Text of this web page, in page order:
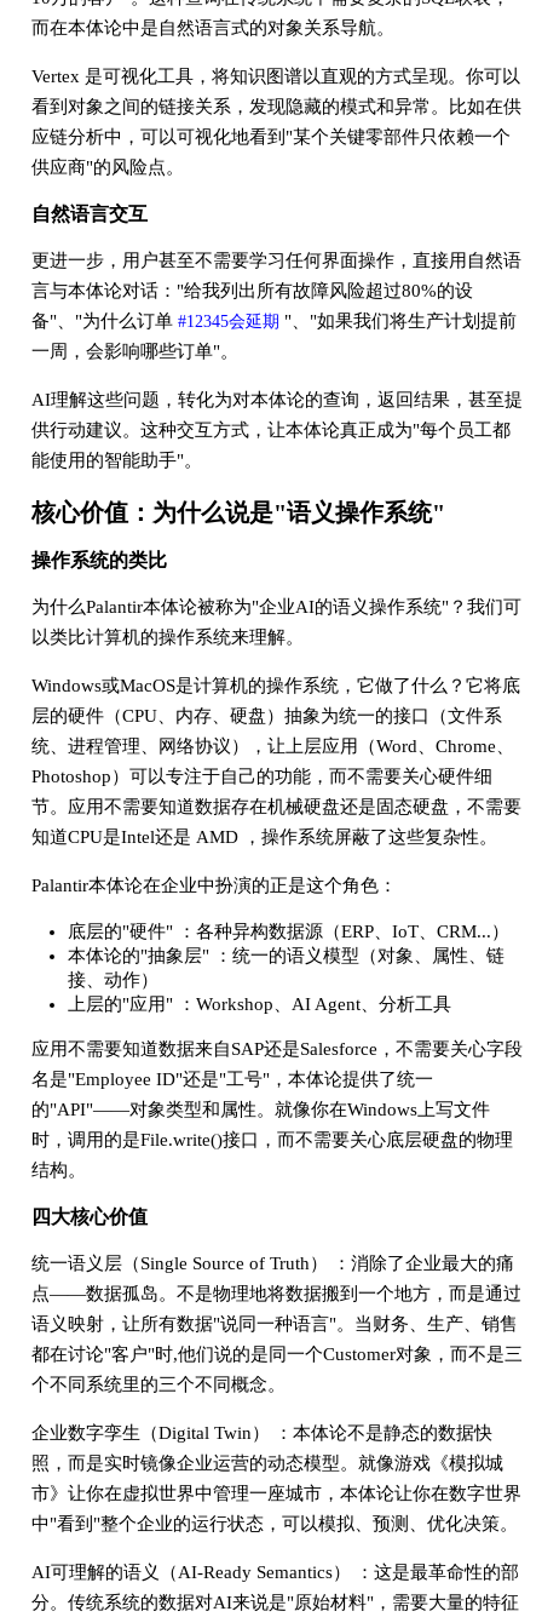
而在本体论中是自然语言式的对象关系导航。
Vertex 是可视化工具，将知识图谱以直观的方式呈现。你可以
看到对象之间的链接关系，发现隐藏的模式和异常。比如在供
应链分析中，可以可视化地看到"某个关键零部件只依赖一个
供应商"的风险点。
自然语言交互
更进一步，用户甚至不需要学习任何界面操作，直接用自然语
言与本体论对话："给我列出所有故障风险超过80%的设
备"、"为什么订单 #12345会延期 "、"如果我们将生产计划提前
一周，会影响哪些订单"。
AI理解这些问题，转化为对本体论的查询，返回结果，甚至提
供行动建议。这种交互方式，让本体论真正成为"每个员工都
能使用的智能助手"。
核心价值：为什么说是"语义操作系统"
操作系统的类比
为什么Palantir本体论被称为"企业AI的语义操作系统"？我们可
以类比计算机的操作系统来理解。
Windows或MacOS是计算机的操作系统，它做了什么？它将底
层的硬件（CPU、内存、硬盘）抽象为统一的接口（文件系
统、进程管理、网络协议），让上层应用（Word、Chrome、
Photoshop）可以专注于自己的功能，而不需要关心硬件细
节。应用不需要知道数据存在机械硬盘还是固态硬盘，不需要
知道CPU是Intel还是 AMD
，操作系统屏蔽了这些复杂性。
Palantir本体论在企业中扮演的正是这个角色：
底层的"硬件" ：各种异构数据源（ERP、IoT、CRM...）
本体论的"抽象层" ：统一的语义模型（对象、属性、链
接、动作）
上层的"应用" ：Workshop、AI Agent、分析工具
应用不需要知道数据来自SAP还是Salesforce，不需要关心字段
名是"Employee ID"还是"工号"，本体论提供了统一
的"API"——对象类型和属性。就像你在Windows上写文件
时，调用的是File.write()接口，而不需要关心底层硬盘的物理
结构。
四大核心价值
统一语义层（Single Source of Truth） ：消除了企业最大的痛
点——数据孤岛。不是物理地将数据搬到一个地方，而是通过
语义映射，让所有数据"说同一种语言"。当财务、生产、销售
都在讨论"客户"时,他们说的是同一个Customer对象，而不是三
个不同系统里的三个不同概念。
企业数字孪生（Digital Twin） ：本体论不是静态的数据快
照，而是实时镜像企业运营的动态模型。就像游戏《模拟城
市》让你在虚拟世界中管理一座城市，本体论让你在数字世界
中"看到"整个企业的运行状态，可以模拟、预测、优化决策。
AI可理解的语义（AI-Ready Semantics） ：这是最革命性的部
分。传统系统的数据对AI来说是"原始材料"，需要大量的特征